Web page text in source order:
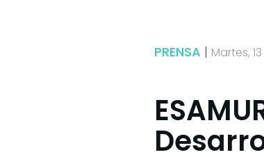
PRENSA Martes,